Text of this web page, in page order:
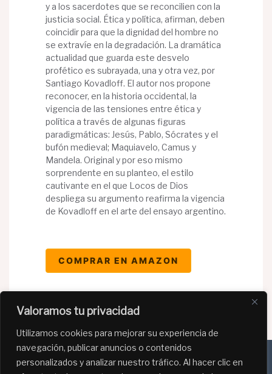
Valoramos tu privacidad
Utilizamos cookies para mejorar su experiencia de
navegación, publicar anuncios o contenidos
personalizados y analizar nuestro tráfico. Al hacer clic en
y a los sacerdotes que se reconcilien con la
justicia social. Ética y política, afirman, deben
coincidir para que la dignidad del hombre no
se extravíe en la degradación. La dramática
actualidad que guarda este desvelo
profético es subrayada, una y otra vez, por
Santiago Kovadloff. El autor nos propone
reconocer, en la historia occidental, la
vigencia de las tensiones entre ética y
política a través de algunas figuras
paradigmáticas: Jesús, Pablo, Sócrates y el
bufón medieval; Maquiavelo, Camus y
Mandela. Original y por eso mismo
sorprendente en su planteo, el estilo
cautivante en el que Locos de Dios
despliega su argumento reafirma la vigencia
de Kovadloff en el arte del ensayo argentino.
COMPRAR EN AMAZON